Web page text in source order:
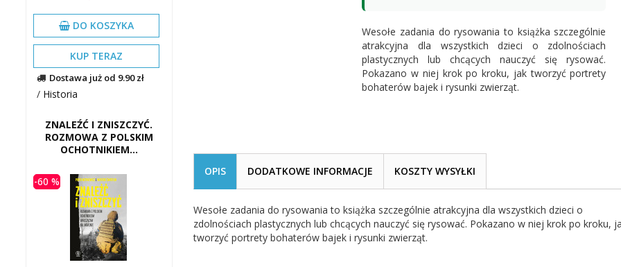
DO KOSZYKA
KUP TERAZ
Dostawa już od 9.90 zł
/ Historia
ZNALEŹĆ I ZNISZCZYĆ.
ROZMOWA Z POLSKIM
OCHOTNIKIEM...
-60 %
Wesołe zadania do rysowania to książka szczególnie
atrakcyjna dla wszystkich dzieci o zdolnościach
plastycznych lub chcących nauczyć się rysować.
Pokazano w niej krok po kroku, jak tworzyć portrety
bohaterów bajek i rysunki zwierząt.
OPIS DODATKOWE INFORMACJE KOSZTY WYSYŁKI
Wesołe zadania do rysowania to książka szczególnie atrakcyjna dla wszystkich dzieci o
zdolnościach plastycznych lub chcących nauczyć się rysować. Pokazano w niej krok po kroku,
tworzyć portrety bohaterów bajek i rysunki zwierząt.